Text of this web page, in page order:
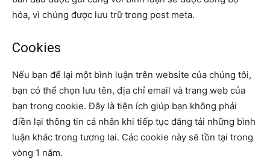
hóa, vì chúng được lưu trữ trong post meta.
Cookies
Nếu bạn để lại một bình luận trên website của chúng tôi,
bạn có thể chọn lưu tên, địa chỉ email và trang web của
bạn trong cookie. Đây là tiện ích giúp bạn không phải
điền lại thông tin cá nhân khi tiếp tục đăng tải những bình
luận khác trong tương lai. Các cookie này sẽ tồn tại trong
vòng 1 năm.